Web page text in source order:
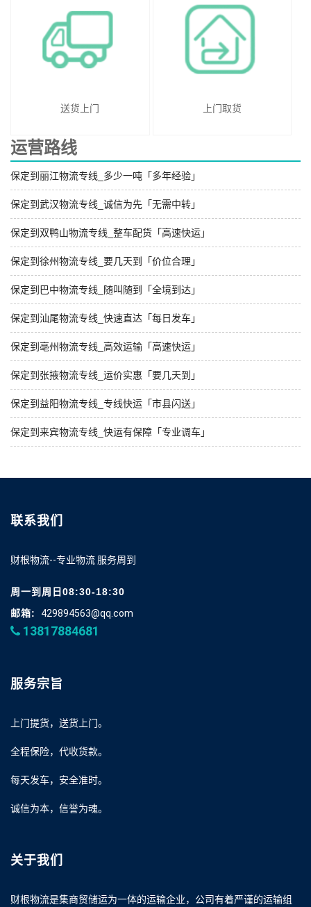
送货上门 上门取货
运营路线
保定到丽江物流专线_多少一吨「多年经验」
保定到武汉物流专线_诚信为先「无需中转」
保定到双鸭山物流专线_整车配货「高速快运」
保定到徐州物流专线_要几天到「价位合理」
保定到巴中物流专线_随叫随到「全境到达」
保定到汕尾物流专线_快速直达「每日发车」
保定到亳州物流专线_高效运输「高速快运」
保定到张掖物流专线_运价实惠「要几天到」
保定到益阳物流专线_专线快运「市县闪送」
保定到来宾物流专线_快运有保障「专业调车」
联系我们
财根物流--专业物流 服务周到
周一到周日08:30-18:30
邮箱:
429894563@qq.com
13817884681
服务宗旨
上门提货，送货上门。
全程保险，代收货款。
每天发车，安全准时。
诚信为本，信誉为魂。
关于我们
财根物流是集商贸储运为一体的运输企业，公司有着严谨的运输组